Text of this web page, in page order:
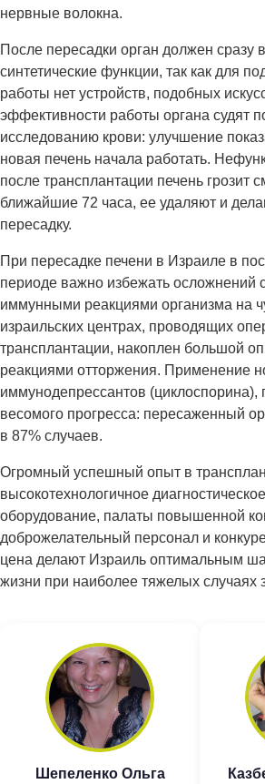
нервные волокна.
После пересадки орган должен сразу
синтетические функции, так как для
работы нет устройств, подобных
эффективности работы органа судят
исследованию крови: улучшение
новая печень начала работать.
после трансплантации печень грозит
ближайшие 72 часа, ее удаляют и
пересадку.
При пересадке печени в Израиле в
периоде важно избежать осложнений
иммунными реакциями организма на
израильских центрах, проводящих
трансплантации, накоплен большой
реакциями отторжения. Применение
иммунодепрессантов (циклоспорина),
весомого прогресса: пересаженный
в 87% случаев.
Огромный успешный опыт в
высокотехнологичное
оборудование, палаты повышенной
доброжелательный персонал и
цена делают Израиль оптимальным
жизни при наиболее тяжелых случаях
Шепеленко Ольга